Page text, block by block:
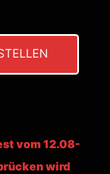
vom 12.08-
wird